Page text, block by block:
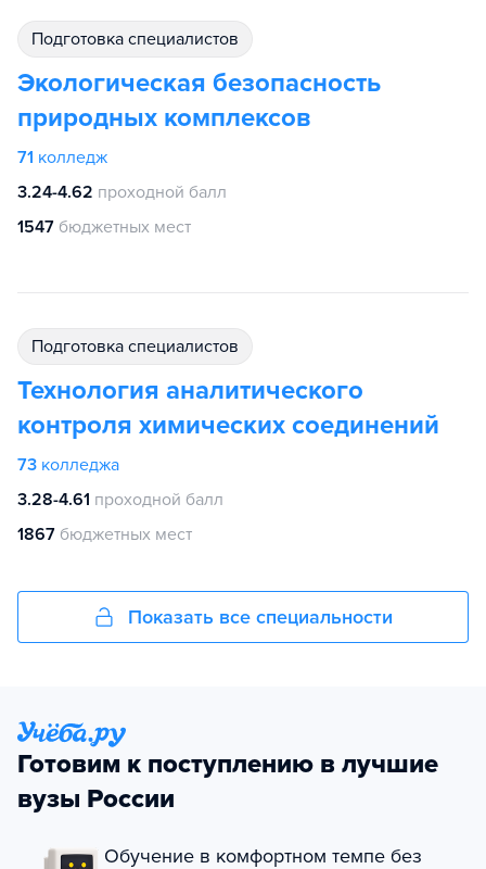
подготовка специалистов
Экологическая безопасность
природных комплексов
71 колледж
3.24-4.62 проходной балл
1547 бюджетных мест
подготовка специалистов
Технология аналитического
контроля химических соединений
73 колледжа
3.28-4.61 проходной балл
1867 бюджетных мест
Показать все специальности
Готовим к поступлению в лучшие
вузы России
Обучение в комфортном темпе без